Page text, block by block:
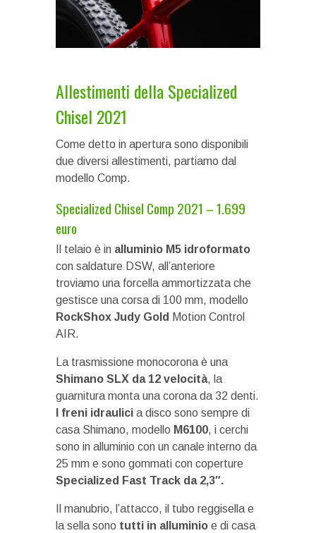
Allestimenti della Specialized
Chisel 2021
Come detto in apertura sono disponibili
due diversi allestimenti, partiamo dal
modello Comp.
Specialized Chisel Comp 2021 – 1.699
euro
Il telaio è in alluminio M5 idroformato
con saldature DSW, all’anteriore
troviamo una forcella ammortizzata che
gestisce una corsa di 100 mm, modello
RockShox Judy Gold Motion Control
AIR.
La trasmissione monocorona è una
Shimano SLX da 12 velocità, la
guarnitura monta una corona da 32 denti.
I freni idraulici a disco sono sempre di
casa Shimano, modello M6100, i cerchi
sono in alluminio con un canale interno da
25 mm e sono gommati con coperture
Specialized Fast Track da 2,3″.
Il manubrio, l’attacco, il tubo reggisella e
la sella sono tutti in alluminio e di casa